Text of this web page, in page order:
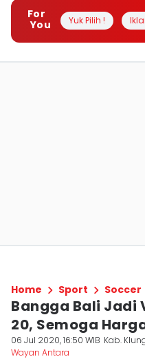
For
You
Yuk Pilih !
Home Sport Soccer
Bangga Bali Jadi
20, Semoga
06 Jul 2020, 16:50 WIB Kab.
Wayan Antara